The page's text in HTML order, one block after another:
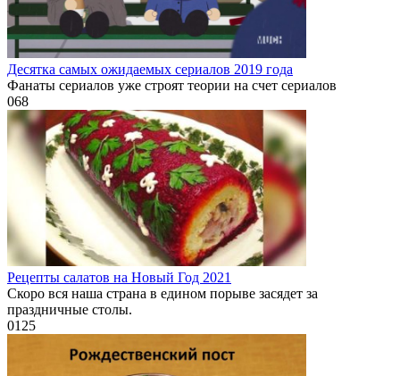
Десятка самых ожидаемых сериалов 2019 года
Фанаты сериалов уже строят теории на счет сериалов
068
Рецепты салатов на Новый Год 2021
Скоро вся наша страна в едином порыве засядет за
праздничные столы.
0125